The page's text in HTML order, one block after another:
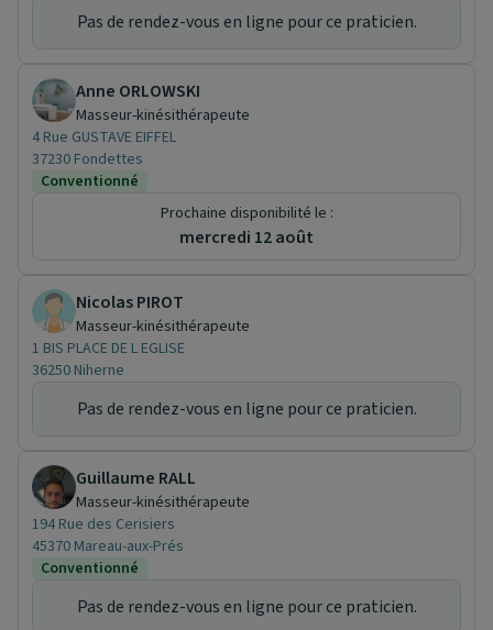
Pas de rendez-vous en ligne pour ce praticien.
Anne ORLOWSKI
Masseur-kinésithérapeute
4 Rue GUSTAVE EIFFEL
37230 Fondettes
Conventionné
Prochaine disponibilité le :
mercredi 12 août
Nicolas PIROT
Masseur-kinésithérapeute
1 BIS PLACE DE L EGLISE
36250 Niherne
Pas de rendez-vous en ligne pour ce praticien.
Guillaume RALL
Masseur-kinésithérapeute
194 Rue des Cerisiers
45370 Mareau-aux-Prés
Conventionné
Pas de rendez-vous en ligne pour ce praticien.